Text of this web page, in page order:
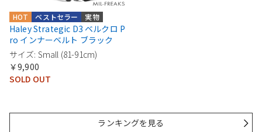
実物
ベストセラー
HOT
Haley Strategic D3 ベルクロ P
ro インナーベルト ブラック
サイズ: Small (81-91cm)
￥9,900
SOLD OUT
ランキングを見る